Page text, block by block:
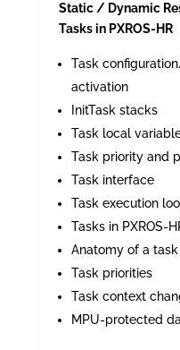
Static / Dynamic
Tasks in PXROS-HR
Task
activation
InitTask stacks
Task local
Task priority and
Task interface
Task execution
Tasks in PXROS-
Anatomy of a task
Task priorities
Task context
MPU-protected